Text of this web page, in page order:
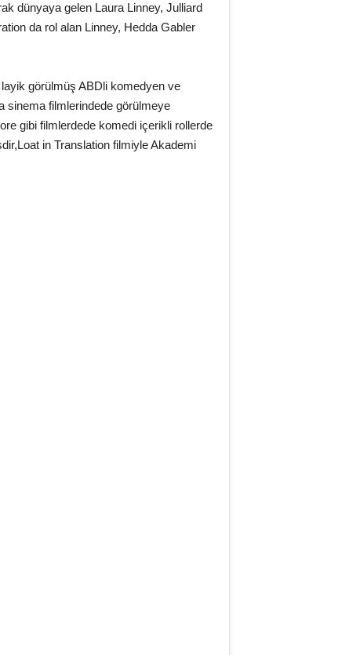
dünyaya gelen Laura Linney, Julliard
da rol alan Linney, Hedda Gabler
görülmüş ABDli komedyen ve
sinema filmlerindede görülmeye
gibi filmlerdede komedi içerikli rollerde
in Translation filmiyle Akademi